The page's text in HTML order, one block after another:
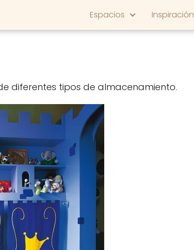
Espacios Inspiración
diferentes tipos de almacenamiento.